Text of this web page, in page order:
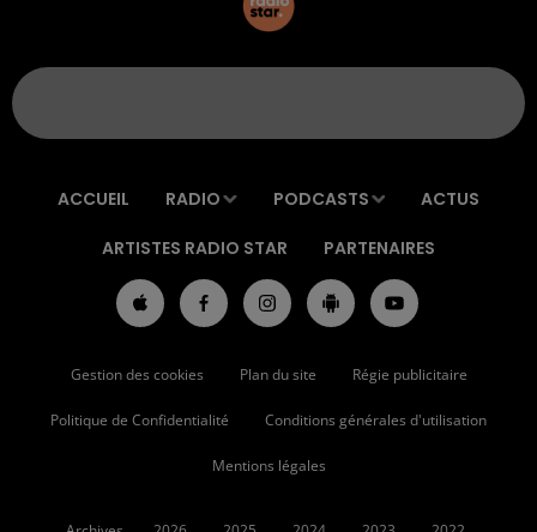
ACCUEIL RADIO PODCASTS ACTUS
ARTISTES RADIO STAR PARTENAIRES
Gestion des cookies Plan du site Régie publicitaire
Politique de Confidentialité Conditions générales d'utilisation
Mentions légales